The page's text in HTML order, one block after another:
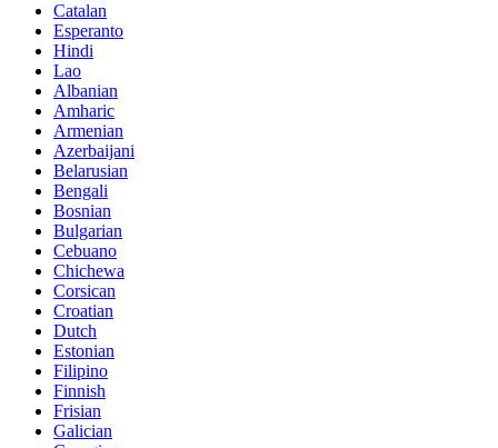
Catalan
Esperanto
Hindi
Lao
Albanian
Amharic
Armenian
Azerbaijani
Belarusian
Bengali
Bosnian
Bulgarian
Cebuano
Chichewa
Corsican
Croatian
Dutch
Estonian
Filipino
Finnish
Frisian
Galician